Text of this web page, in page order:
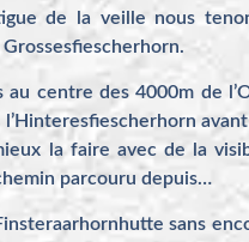
de la veille nous
centre des 4000m de
la faire avec de la
parcouru depuis…
sans